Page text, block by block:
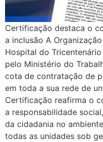
Certificação destaca o
a inclusão A
Hospital do
pelo Ministério do
cota de contratação de
em toda a sua rede de
Certificação reafirma o
a responsabilidade
da cidadania no
todas as unidades sob